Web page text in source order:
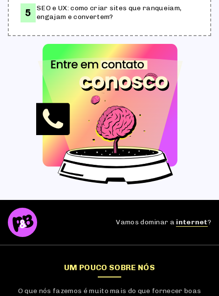
SEO e UX: como criar sites que ranqueiam,
engajam e convertem?
Vamos dominar a internet?
UM POUCO SOBRE NÓS
O que nós fazemos é muito mais do que fornecer boas